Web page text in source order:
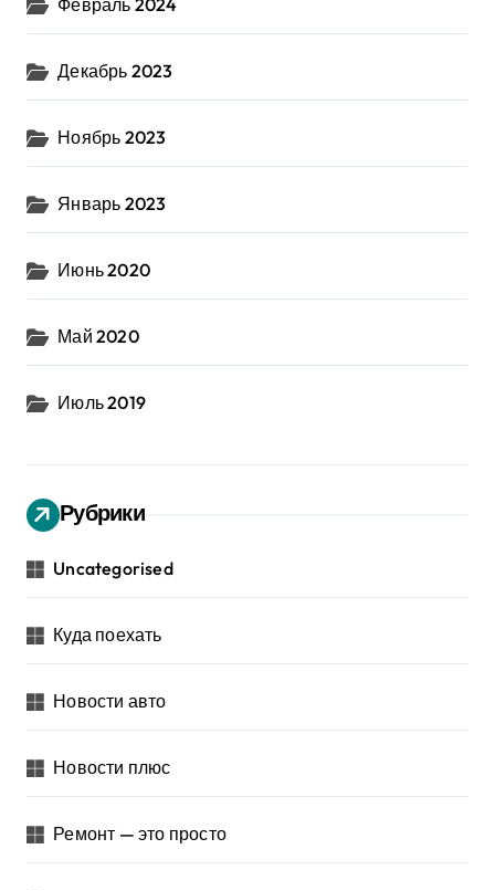
Февраль 2024
Декабрь 2023
Ноябрь 2023
Январь 2023
Июнь 2020
Май 2020
Июль 2019
Рубрики
Uncategorised
Куда поехать
Новости авто
Новости плюс
Ремонт — это просто